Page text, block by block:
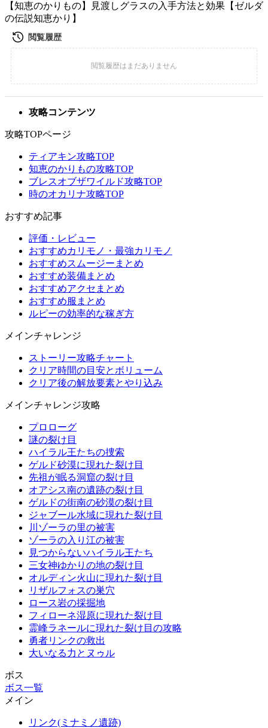
【知恵のかりもの】見渡しグラスの入手方法と効果【ゼルダ
の伝説知恵かり】
攻略コンテンツ
攻略TOPページ
ティアキン攻略TOP
知恵のかりもの攻略TOP
ブレスオブザワイルド攻略TOP
時のオカリナ攻略TOP
おすすめ記事
評価・レビュー
おすすめカリモノ・最強カリモノ
おすすめスムージーまとめ
おすすめ装備まとめ
おすすめアクセまとめ
おすすめ服まとめ
ルピーの効率的な稼ぎ方
メインチャレンジ
ストーリー攻略チャート
クリア時間の目安とボリューム
クリア後の解放要素とやり込み
メインチャレンジ攻略
プロローグ
謎の裂け目
ハイラル王たちの捜索
ゲルド砂漠に現れた裂け目
先祖が眠る洞窟の裂け目
オアシス南の遺跡の裂け目
ゲルドの街南の砂漠の裂け目
ジャブール水域に現れた裂け目
川ゾーラの里の被害
ゾーラの入り江の被害
見つからないハイラル王たち
三女神ゆかりの地の裂け目
オルディン火山に現れた裂け目
リザルフォスの巣穴
ロース岩の採掘地
フィローネ湿原に現れた裂け目
霊峰ラネールに現れた裂け目の攻略
勇者リンクの救出
大いなる力とヌゥル
ボス
ボス一覧
メイン
リンク(ミナミノ遺跡)